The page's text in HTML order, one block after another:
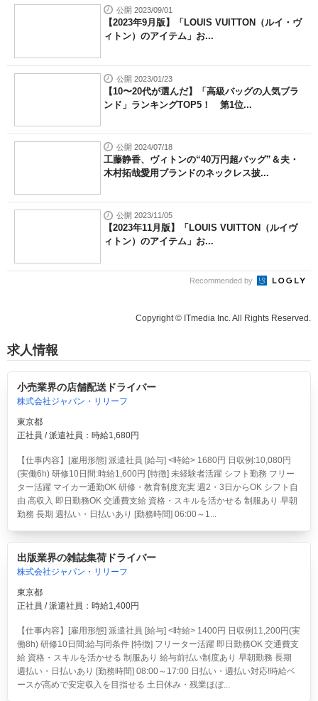
公開 2023/09/01
【2023年9月版】「LOUIS VUITTON（ルイ・ヴ
ィトン）のアイテム」お...
公開 2023/01/23
【10〜20代が選んだ】「高級バッグの人気ブラ
ンド」ランキングTOP5！ 第1位...
公開 2024/07/18
工藤静香、ヴィトンの“40万円超バッグ”＆夫・
木村拓哉愛用ブランドのネックレス披...
公開 2023/11/05
【2023年11月版】「LOUIS VUITTON（ルイヴ
ィトン）のアイテム」お...
Recommended by
Copyright © ITmedia Inc. All Rights Reserved.
求人情報
小売業界の店舗配送ドライバー
株式会社ジャパン・リリーフ
東京都
正社員 / 派遣社員：時給1,680円
【仕事内容】[雇用形態] 派遣社員 [給与] <時給> 1680円 日収例:10,080円
(実働6h) 研修10日間:時給1,600円 [特徴] 未経験者活躍 シフト勤務 フリー
ター活躍 マイカー通勤OK 研修・教育制度充実 週2・3日からOK シフト自
由 高収入 即日勤務OK 交通費支給 資格・スキルを活かせる 制服あり 早朝
勤務 長期 週払い・日払いあり [勤務時間] 06:00～1...
出版業界の雑誌集荷ドライバー
株式会社ジャパン・リリーフ
東京都
正社員 / 派遣社員：時給1,400円
【仕事内容】[雇用形態] 派遣社員 [給与] <時給> 1400円 日収例11,200円(実
働8h) 研修10日間:給与同条件 [特徴] フリーター活躍 即日勤務OK 交通費支
給 資格・スキルを活かせる 制服あり 給与前払い制度あり 早朝勤務 長期
週払い・日払いあり [勤務時間] 08:00～17:00 日払い・週払い対応!時給ベ
ースが高めで安定収入を目指せる 土日休み・残業ほぼ...